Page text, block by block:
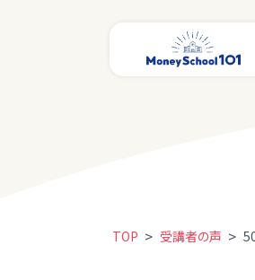
TOP > 受講者の声 >